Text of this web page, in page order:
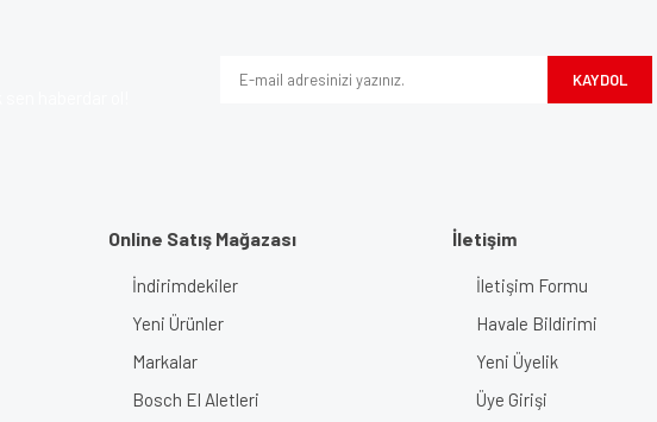
KAYDOL
Online Satış Mağazası
İndirimdekiler
Yeni Ürünler
Markalar
Bosch El Aletleri
İletişim
İletişim Formu
Havale Bildirimi
Yeni Üyelik
Üye Girişi